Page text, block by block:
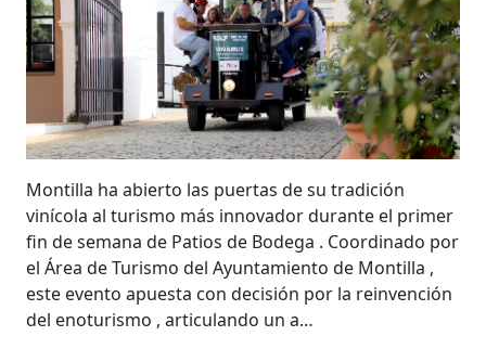
Montilla ha abierto las puertas de su tradición
vinícola al turismo más innovador durante el primer
fin de semana de Patios de Bodega . Coordinado por
el Área de Turismo del Ayuntamiento de Montilla ,
este evento apuesta con decisión por la reinvención
del enoturismo , articulando un a…